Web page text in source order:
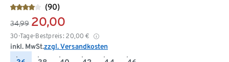
(90)
34,99 20,00
30-Tage-Bestpreis: 20,00 €
inkl. MwSt.zzgl. Versandkosten